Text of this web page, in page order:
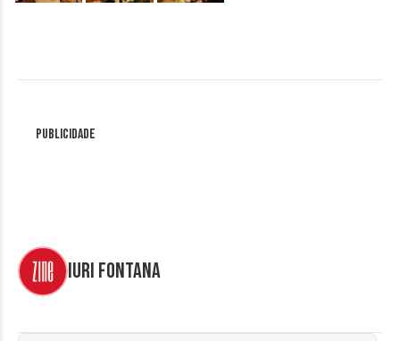
Publicidade
Iuri Fontana